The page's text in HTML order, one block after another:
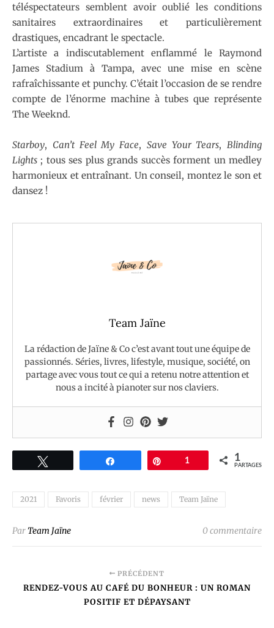
téléspectateurs semblent avoir oublié les conditions
sanitaires extraordinaires et particulièrement
drastiques, encadrant le spectacle.
L’artiste a indiscutablement enflammé le Raymond
James Stadium à Tampa, avec une mise en scène
rafraîchissante et punchy. C’était l’occasion de se rendre
compte de l’énorme machine à tubes que représente
The Weeknd.
Starboy, Can’t Feel My Face, Save Your Tears, Blinding
Lights ; tous ses plus grands succès forment un medley
harmonieux et entraînant. Un conseil, montez le son et
dansez !
Team Jaïne
La rédaction de Jaïne & Co c’est avant tout une équipe de
passionnés. Séries, livres, lifestyle, musique, société, on
partage avec vous tout ce qui a retenu notre attention et
nous a incité à pianoter sur nos claviers.
Partagez Épingle
1 1
PARTAGES
2021 Favoris février news Team Jaïne
ParTeam Jaïne 0 commentaire
PRÉCÉDENT
RENDEZ-VOUS AU CAFÉ DU BONHEUR : UN ROMAN
POSITIF ET DÉPAYSANT